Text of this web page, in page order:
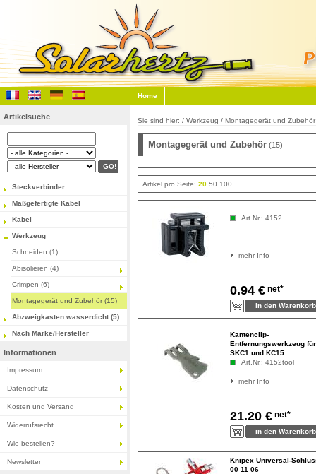
Home
Artikelsuche
Steckverbinder
Maßgefertigte Kabel
Kabel
Werkzeug
Schneiden (1)
Abisolieren (4)
Crimpen (6)
Montagegerät und Zubehör (15)
Abzweigkasten wasserdicht (5)
Nach Marke/Hersteller
Informationen
Impressum
Datenschutz
Kosten und Versand
Widerrufsrecht
Wie bestellen?
Newsletter
Sie sind hier: / Werkzeug / Montagegerät und Zubehör
Montagegerät und Zubehör (15)
Artikel pro Seite: 20 50 100
Art.Nr.: 4152
mehr Info
0.94 € net*
Kantenclip-
Entfernungswerkzeug für
SKC1 und KC15
Art.Nr.: 4152tool
mehr Info
21.20 € net*
Knipex Universal-
00 11 06